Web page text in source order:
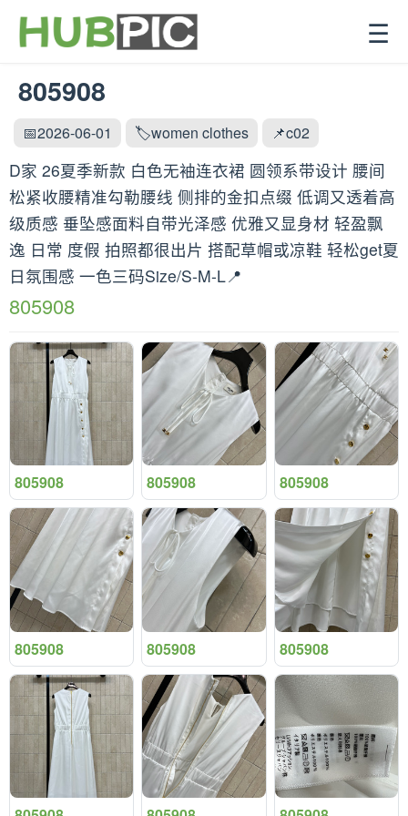
☰
805908
📅2026-06-01 🏷️women clothes 📌c02
D家 26夏季新款 白色无袖连衣裙 圆领系带设计 腰间
松紧收腰精准勾勒腰线 侧排的金扣点缀 低调又透着高
级质感 垂坠感面料自带光泽感 优雅又显身材 轻盈飘
逸 日常 度假 拍照都很出片 搭配草帽或凉鞋 轻松get夏
日氛围感 一色三码Size/S-M-L📍
805908
805908 805908 805908
805908 805908 805908